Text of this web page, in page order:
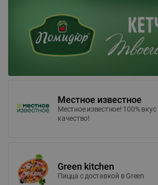
Местное известное
Местное известное! 100% вкус
качество!
Green kitchen
Пицца c доставкой в Green